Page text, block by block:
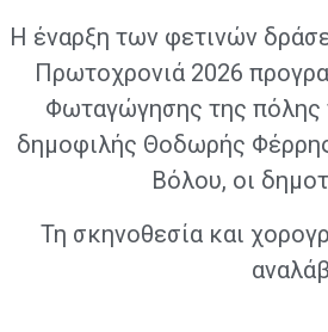
Η έναρξη των φετινών
Πρωτοχρονιά 2026
Φωταγώγησης της πόλης
δημοφιλής Θοδωρής
Βόλου, οι
Τη σκηνοθεσία και